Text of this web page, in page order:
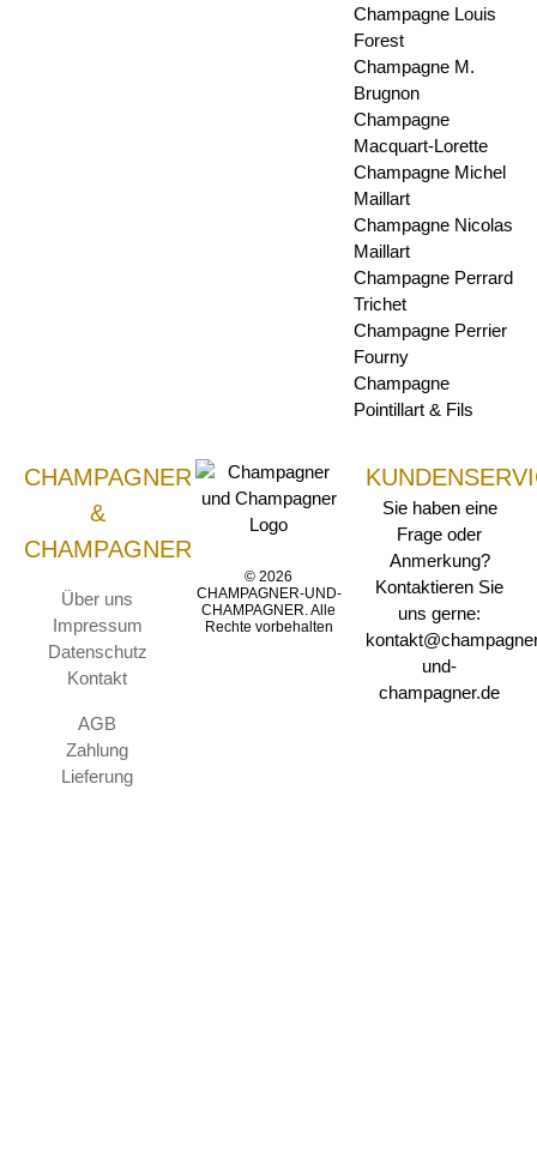
Champagne Louis
Forest
Champagne M.
Brugnon
Champagne
Macquart-Lorette
Champagne Michel
Maillart
Champagne Nicolas
Maillart
Champagne Perrard
Trichet
Champagne Perrier
Fourny
Champagne
Pointillart & Fils
CHAMPAGNER
&
CHAMPAGNER
Über uns
Impressum
Datenschutz
Kontakt
AGB
Zahlung
Lieferung
© 2026
CHAMPAGNER-UND-
CHAMPAGNER. Alle
Rechte vorbehalten
Sie haben eine
Frage oder
Anmerkung?
Kontaktieren Sie
uns gerne:
und-
champagner.de